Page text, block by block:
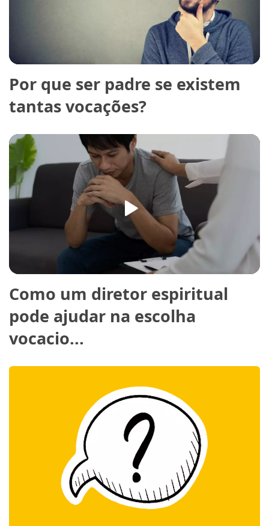
Por que ser padre se existem
tantas vocações?
Como um diretor espiritual
pode ajudar na escolha
vocacio...